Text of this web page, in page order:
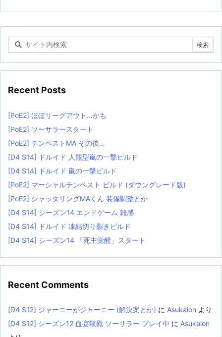
Recent Posts
[PoE2] ほぼリーグアウト…かも
[PoE2] ソーサラースタート
[PoE2] テンペストMA その後…
[D4 S14] ドルイド 人熊型嵐の一撃ビルド
[D4 S14] ドルイド 嵐の一撃ビルド
[PoE2] マーシャルテンペスト ビルド (ダウングレード版)
[PoE2] シャッタリングMAくん 装備調整とか
[D4 S14] シーズン14 エンドゲーム 雑感
[D4 S14] ドルイド 凍結切り裂きビルド
[D4 S14] シーズン14 「死主覚醒」スタート
Recent Comments
[D4 S12] ジャーニーがジャーニー (解決案とか) に Asukalon より
[D4 S12] シーズン12 血宴殺戮 ソーサラー プレイ中 に Asukalon